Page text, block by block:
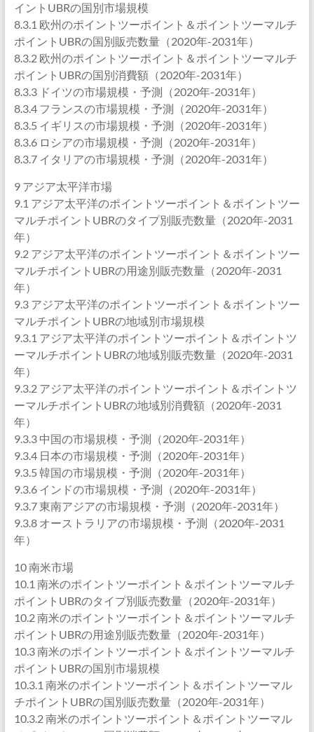
イントUBRの国別市場規模
8.3.1 欧州のポイントツーポイント＆ポイントツーマルチ
ポイントUBRの国別販売数量（2020年-2031年）
8.3.2 欧州のポイントツーポイント＆ポイントツーマルチ
ポイントUBRの国別消費額（2020年-2031年）
8.3.3 ドイツの市場規模・予測（2020年-2031年）
8.3.4 フランスの市場規模・予測（2020年-2031年）
8.3.5 イギリスの市場規模・予測（2020年-2031年）
8.3.6 ロシアの市場規模・予測（2020年-2031年）
8.3.7 イタリアの市場規模・予測（2020年-2031年）
9 アジア太平洋市場
9.1 アジア太平洋のポイントツーポイント＆ポイントツー
マルチポイントUBRのタイプ別販売数量（2020年-2031
年）
9.2 アジア太平洋のポイントツーポイント＆ポイントツー
マルチポイントUBRの用途別販売数量（2020年-2031
年）
9.3 アジア太平洋のポイントツーポイント＆ポイントツー
マルチポイントUBRの地域別市場規模
9.3.1 アジア太平洋のポイントツーポイント＆ポイントツ
ーマルチポイントUBRの地域別販売数量（2020年-2031
年）
9.3.2 アジア太平洋のポイントツーポイント＆ポイントツ
ーマルチポイントUBRの地域別消費額（2020年-2031
年）
9.3.3 中国の市場規模・予測（2020年-2031年）
9.3.4 日本の市場規模・予測（2020年-2031年）
9.3.5 韓国の市場規模・予測（2020年-2031年）
9.3.6 インドの市場規模・予測（2020年-2031年）
9.3.7 東南アジアの市場規模・予測（2020年-2031年）
9.3.8 オーストラリアの市場規模・予測（2020年-2031
年）
10 南米市場
10.1 南米のポイントツーポイント＆ポイントツーマルチ
ポイントUBRのタイプ別販売数量（2020年-2031年）
10.2 南米のポイントツーポイント＆ポイントツーマルチ
ポイントUBRの用途別販売数量（2020年-2031年）
10.3 南米のポイントツーポイント＆ポイントツーマルチ
ポイントUBRの国別市場規模
10.3.1 南米のポイントツーポイント＆ポイントツーマル
チポイントUBRの国別販売数量（2020年-2031年）
10.3.2 南米のポイントツーポイント＆ポイントツーマル